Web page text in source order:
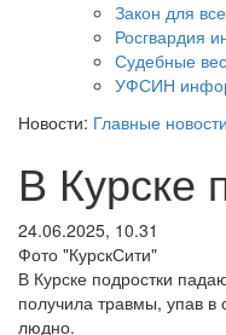
Закон для
Росгвардия
Судебные
УФСИН
Новости: Главные новости
В Курске
24.06.2025, 10.31
Фото "КурскСити"
В Курске подростки
получила травмы, упав
людно.